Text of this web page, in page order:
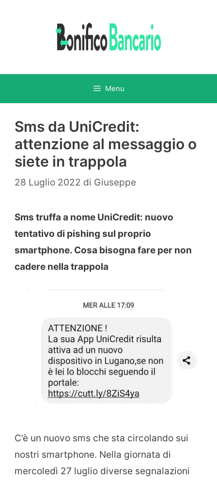
Menu
Sms da UniCredit:
attenzione al messaggio o
siete in trappola
28 Luglio 2022 di Giuseppe
Sms truffa a nome UniCredit: nuovo
tentativo di pishing sul proprio
smartphone. Cosa bisogna fare per non
cadere nella trappola
C’è un nuovo sms che sta circolando sui
nostri smartphone. Nella giornata di
mercoledì 27 luglio diverse segnalazioni